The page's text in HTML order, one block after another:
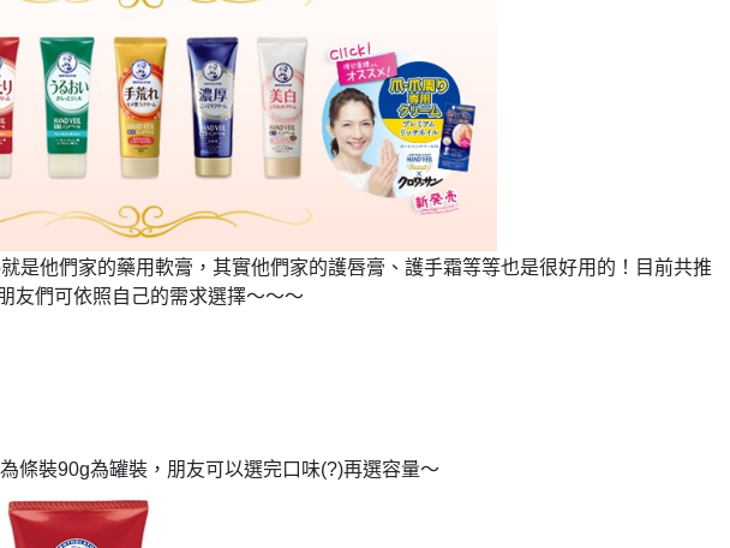
就是他們家的藥用軟膏，其實他們家的護唇膏、護手霜等等也是很好用的！目前共推
友們可依照自己的需求選擇～～～
為條裝90g為罐裝，朋友可以選完口味(?)再選容量～